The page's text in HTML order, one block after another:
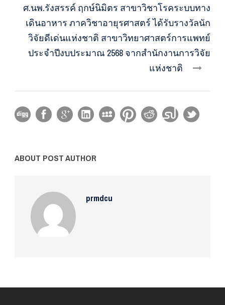
ศ.นพ.รังสรรค์ ฤกษ์นิมิตร สาขาวิชาโรคระบบทาง
เดินอาหาร ภาควิชาอายุรศาสตร์ ได้รับรางวัลนัก
วิจัยดีเด่นแห่งชาติ สาขาวิทยาศาสตร์การแพทย์
ประจำปีงบประมาณ 2568 จากสำนักงานการวิจัย
แห่งชาติ
ABOUT POST AUTHOR
prmdcu